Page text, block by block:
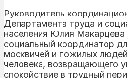
Руководитель
Департамента труда и
населения Юлия Макарцева
социальный координатор
москвичей и пожилых
человека, возвращающего
спокойствие в трудный